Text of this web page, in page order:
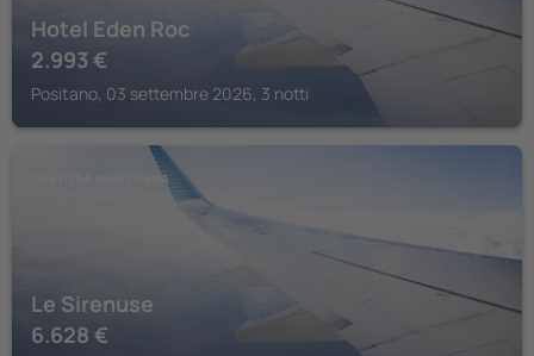
Hotel Eden Roc
2.993 €
Positano, 03 settembre 2026, 3 notti
COSTIERA AMALFITANA
Le Sirenuse
6.628 €